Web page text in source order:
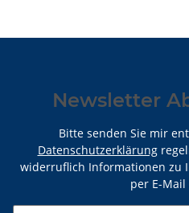
Newsletter
Bitte senden Sie mir
Datenschutzerklärung
widerruflich Informationen zu
per E-Mail